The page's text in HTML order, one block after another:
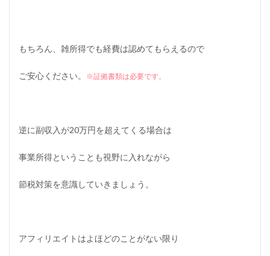
もちろん、雑所得でも経費は認めてもらえるので
ご安心ください。 ※証拠書類は必要です。
逆に副収入が20万円を超えてくる場合は
事業所得ということも視野に入れながら
節税対策を意識していきましょう。
アフィリエイトはよほどのことがない限り